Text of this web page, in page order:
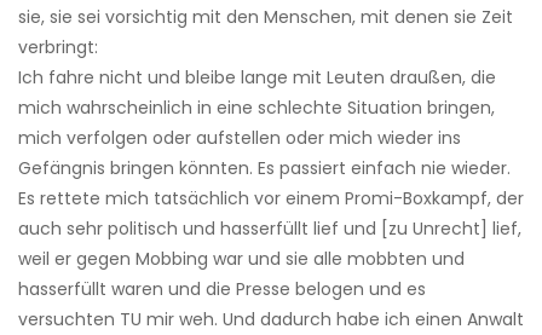
sie, sie sei vorsichtig mit den Menschen, mit denen sie Zeit
verbringt:
Ich fahre nicht und bleibe lange mit Leuten draußen, die
mich wahrscheinlich in eine schlechte Situation bringen,
mich verfolgen oder aufstellen oder mich wieder ins
Gefängnis bringen könnten. Es passiert einfach nie wieder.
Es rettete mich tatsächlich vor einem Promi-Boxkampf, der
auch sehr politisch und hasserfüllt lief und [zu Unrecht] lief,
weil er gegen Mobbing war und sie alle mobbten und
hasserfüllt waren und die Presse belogen und es
versuchten TU mir weh. Und dadurch habe ich einen Anwalt